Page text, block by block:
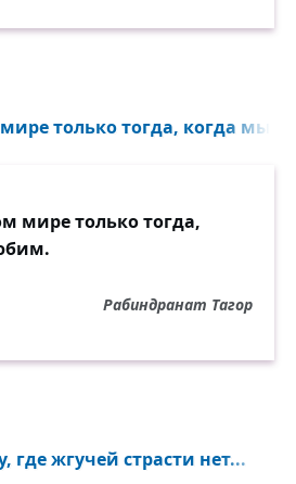
только тогда, когда мы
мире только тогда,
Рабиндранат Тагор
где жгучей страсти нет...